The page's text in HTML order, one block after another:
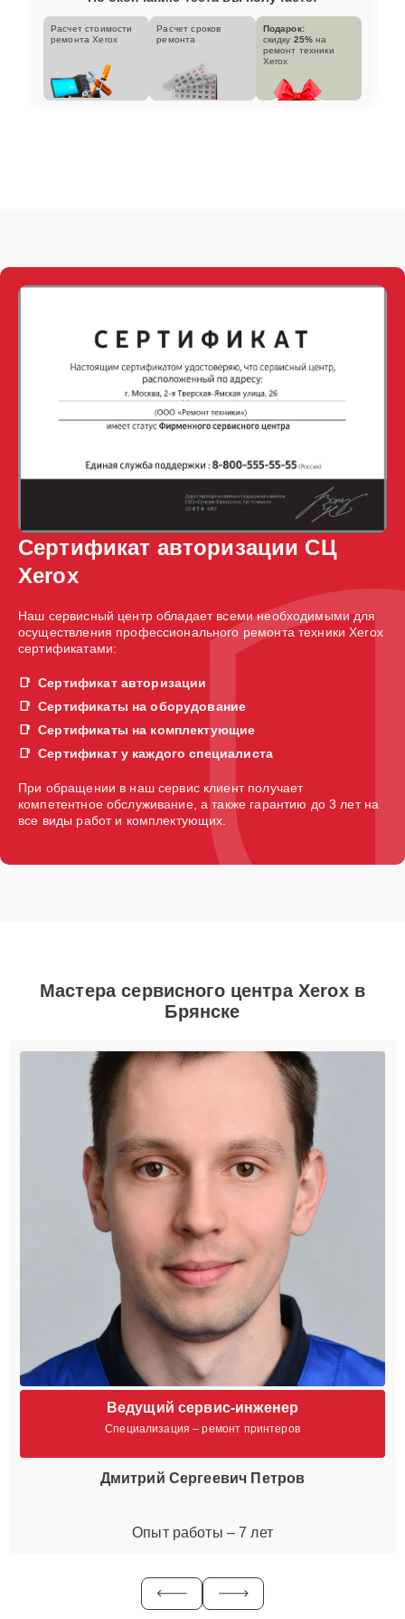
Расчет стоимости
ремонта Xerox
Расчет сроков
ремонта
Подарок:
скидку 25% на
ремонт техники
Xerox
Сертификат авторизации СЦ
Xerox
Наш сервисный центр обладает всеми необходимыми для
осуществления профессионального ремонта техники Xerox
сертификатами:
Сертификат авторизации
Сертификаты на оборудование
Сертификаты на комплектующие
Сертификат у каждого специалиста
При обращении в наш сервис клиент получает
компетентное обслуживание, а также гарантию до 3 лет на
все виды работ и комплектующих.
Мастера сервисного центра Xerox в
Брянске
Ведущий сервис-инженер
Специализация – ремонт принтеров
Дмитрий Сергеевич Петров
Опыт работы – 7 лет